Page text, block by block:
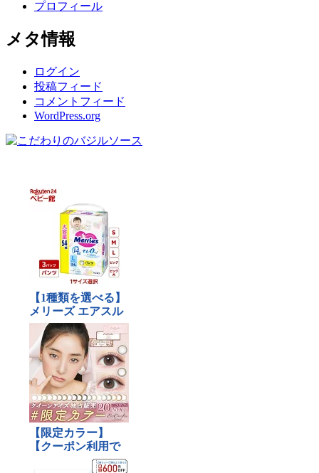
プロフィール
メタ情報
ログイン
投稿フィード
コメントフィード
WordPress.org